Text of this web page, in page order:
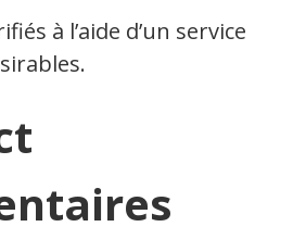
à l’aide d’un service